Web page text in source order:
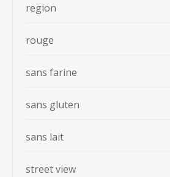
region
rouge
sans farine
sans gluten
sans lait
street view